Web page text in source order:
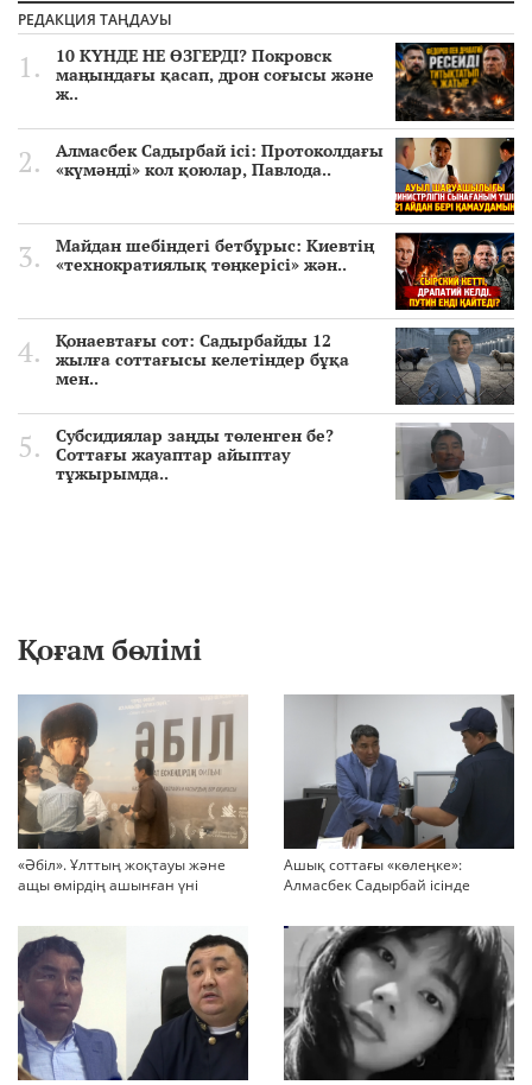
РЕДАКЦИЯ ТАҢДАУЫ
10 КҮНДЕ НЕ ӨЗГЕРДІ? Покровск
маңындағы қасап, дрон соғысы және
ж..
Алмасбек Садырбай ісі: Протоколдағы
«күмәнді» кол қоюлар, Павлода..
Майдан шебіндегі бетбұрыс: Киевтің
«технократиялық төңкерісі» жән..
Қонаевтағы сот: Садырбайды 12
жылға соттағысы келетіндер бұқа
мен..
Субсидиялар заңды төленген бе?
Соттағы жауаптар айыптау
тұжырымда..
Қоғам бөлімі
«Әбіл». Ұлттың жоқтауы және
ащы өмірдің ашынған үні
Ашық соттағы «көлеңке»:
Алмасбек Садырбай ісінде
көбейіп барады